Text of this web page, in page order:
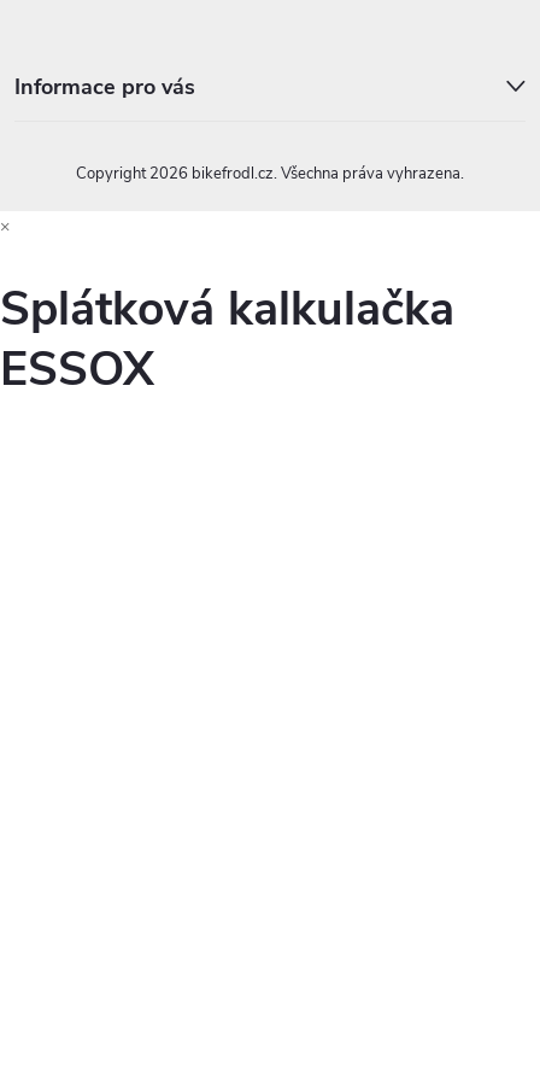
p
Informace pro vás
Copyright 2026 bikefrodl.cz. Všechna práva vyhrazena.
×
Splátková kalkulačka
ESSOX